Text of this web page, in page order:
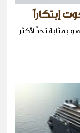
إن ابتكار اليخت المثالي في القرن ال-21 هو بمثابة تحدٍّ لأكثر